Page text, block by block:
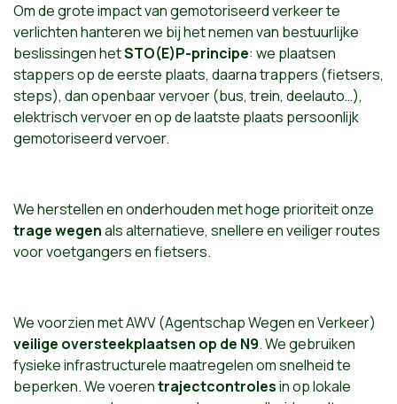
Om de grote impact van gemotoriseerd verkeer te
verlichten hanteren we bij het nemen van bestuurlijke
beslissingen hetSTO(E)P-principe: we plaatsen
stappers op de eerste plaats, daarna trappers (fietsers,
steps), dan openbaar vervoer (bus, trein, deelauto…),
elektrisch vervoer en op de laatste plaats persoonlijk
gemotoriseerd vervoer.
We herstellen en onderhouden met hoge prioriteit onze
trage wegenals alternatieve, snellere en veiliger routes
voor voetgangers en fietsers.
We voorzien met AWV (Agentschap Wegen en Verkeer)
veilige oversteekplaatsen op de N9. We gebruiken
fysieke infrastructurele maatregelen om snelheid te
beperken. We voerentrajectcontrolesin op lokale